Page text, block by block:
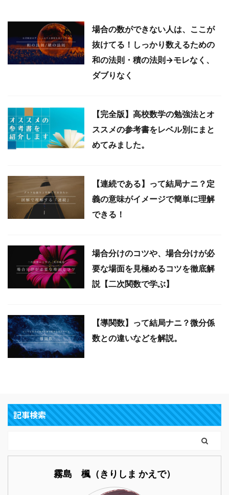
場合の数ができない人は、ここが
抜けてる！しっかり数えるための
和の法則・積の法則→モレなく、
ダブりなく
【完全版】高校数学の勉強法とオ
ススメの参考書をレベル別にまと
めてみました。
【連続である】って結局ナニ？定
義の意味がイメージで簡単に理解
できる！
場合分けのコツや、場合分けが必
要な場面を見極めるコツを徹底解
説【二次関数で学ぶ】
【導関数】って結局ナニ？微分係
数との違いなどを解説。
記事検索
霧島 楓（きりしま かえで）